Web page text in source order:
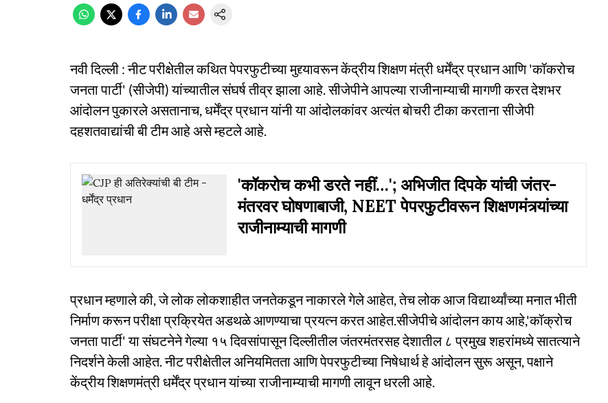
नवी दिल्ली : नीट परीक्षेतील कथित पेपरफुटीच्या मुद्द्यावरून केंद्रीय शिक्षण मंत्री धर्मेंद्र प्रधान आणि 'कॉकरोच
जनता पार्टी' (सीजेपी) यांच्यातील संघर्ष तीव्र झाला आहे. सीजेपीने आपल्या राजीनाम्याची मागणी करत देशभर
आंदोलन पुकारले असतानाच, धर्मेंद्र प्रधान यांनी या आंदोलकांवर अत्यंत बोचरी टीका करताना सीजेपी
दहशतवाद्यांची बी टीम आहे असे म्हटले आहे.
'कॉकरोच कभी डरते नहीं…'; अभिजीत दिपके यांची जंतर-
मंतरवर घोषणाबाजी, NEET पेपरफुटीवरून शिक्षणमंत्र्यांच्या
राजीनाम्याची मागणी
प्रधान म्हणाले की, जे लोक लोकशाहीत जनतेकडून नाकारले गेले आहेत, तेच लोक आज विद्यार्थ्यांच्या मनात भीती
निर्माण करून परीक्षा प्रक्रियेत अडथळे आणण्याचा प्रयत्न करत आहेत.सीजेपीचे आंदोलन काय आहे,'कॉक्रोच
जनता पार्टी' या संघटनेने गेल्या १५ दिवसांपासून दिल्लीतील जंतरमंतरसह देशातील ८ प्रमुख शहरांमध्ये सातत्याने
निदर्शने केली आहेत. नीट परीक्षेतील अनियमितता आणि पेपरफुटीच्या निषेधार्थ हे आंदोलन सुरू असून, पक्षाने
केंद्रीय शिक्षणमंत्री धर्मेंद्र प्रधान यांच्या राजीनाम्याची मागणी लावून धरली आहे.